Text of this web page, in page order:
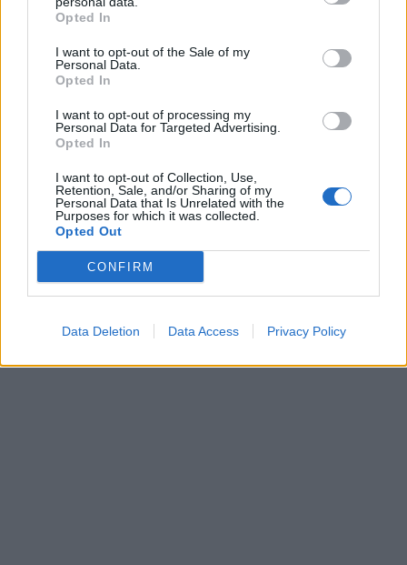
Opted In
I want to opt-out of the Sale of my
Personal Data.
Opted In
I want to opt-out of processing my
Personal Data for Targeted Advertising.
Opted In
I want to opt-out of Collection, Use,
Retention, Sale, and/or Sharing of my
Personal Data that Is Unrelated with the
Purposes for which it was collected.
Opted Out
CONFIRM
Data Deletion Data Access Privacy Policy